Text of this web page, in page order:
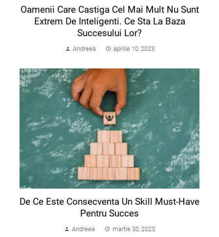
Oamenii Care Castiga Cel Mai Mult Nu Sunt
Extrem De Inteligenti. Ce Sta La Baza
Succesului Lor?
Andreea aprilie 10, 2023
De Ce Este Consecventa Un Skill Must-Have
Pentru Succes
Andreea martie 30, 2023